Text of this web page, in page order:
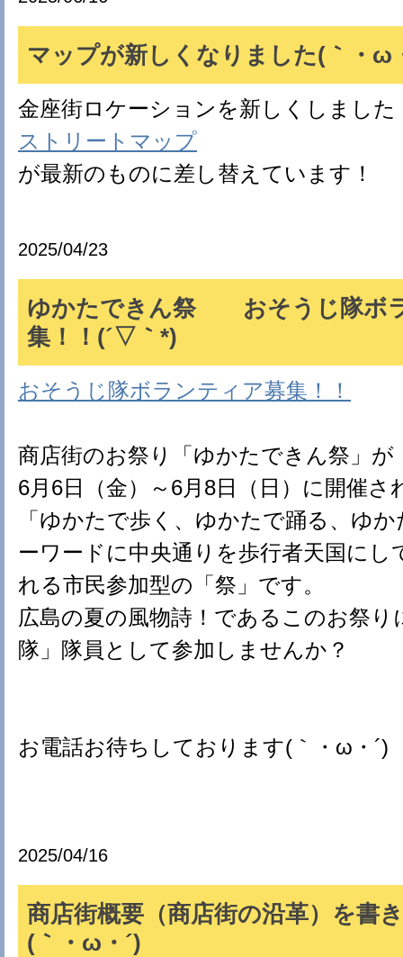
マップが新しくなりました(｀・ω
金座街ロケーションを新しくしました
ストリートマップ
が最新のものに差し替えています！
2025/04/23
ゆかたできん祭 おそうじ隊ボ
集！！(´▽｀*)
おそうじ隊ボランティア募集！！
商店街のお祭り「ゆかたできん祭」が
6月6日（金）～6月8日（日）に開催さ
「ゆかたで歩く、ゆかたで踊る、ゆ
ーワードに中央通りを歩行者天国にし
れる市民参加型の「祭」です。
広島の夏の風物詩！であるこのお祭り
隊」隊員として参加しませんか？
お電話お待ちしております(｀・ω・´)
2025/04/16
商店街概要（商店街の沿革）を書
(｀・ω・´)ゞ